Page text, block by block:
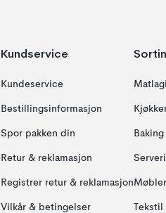
Kundservice
Kundeservice
Bestillingsinformasjon
Spor pakken din
Retur & reklamasjon
Registrer retur & reklamasjon
Vilkår & betingelser
Baking
Møbler
Tekstil